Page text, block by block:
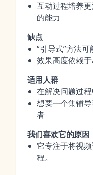
互动过程培养
的能力
缺点
“引导式”方法
效果高度依赖
适用人群
在解决问题过
想要一个集辅
者
我们喜欢它的原因
它专注于将视
程。